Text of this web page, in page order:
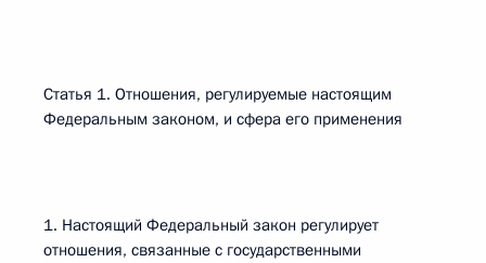
Статья 1. Отношения, регулируемые настоящим
Федеральным законом, и сфера его применения
1. Настоящий Федеральный закон регулирует
отношения, связанные с государственными